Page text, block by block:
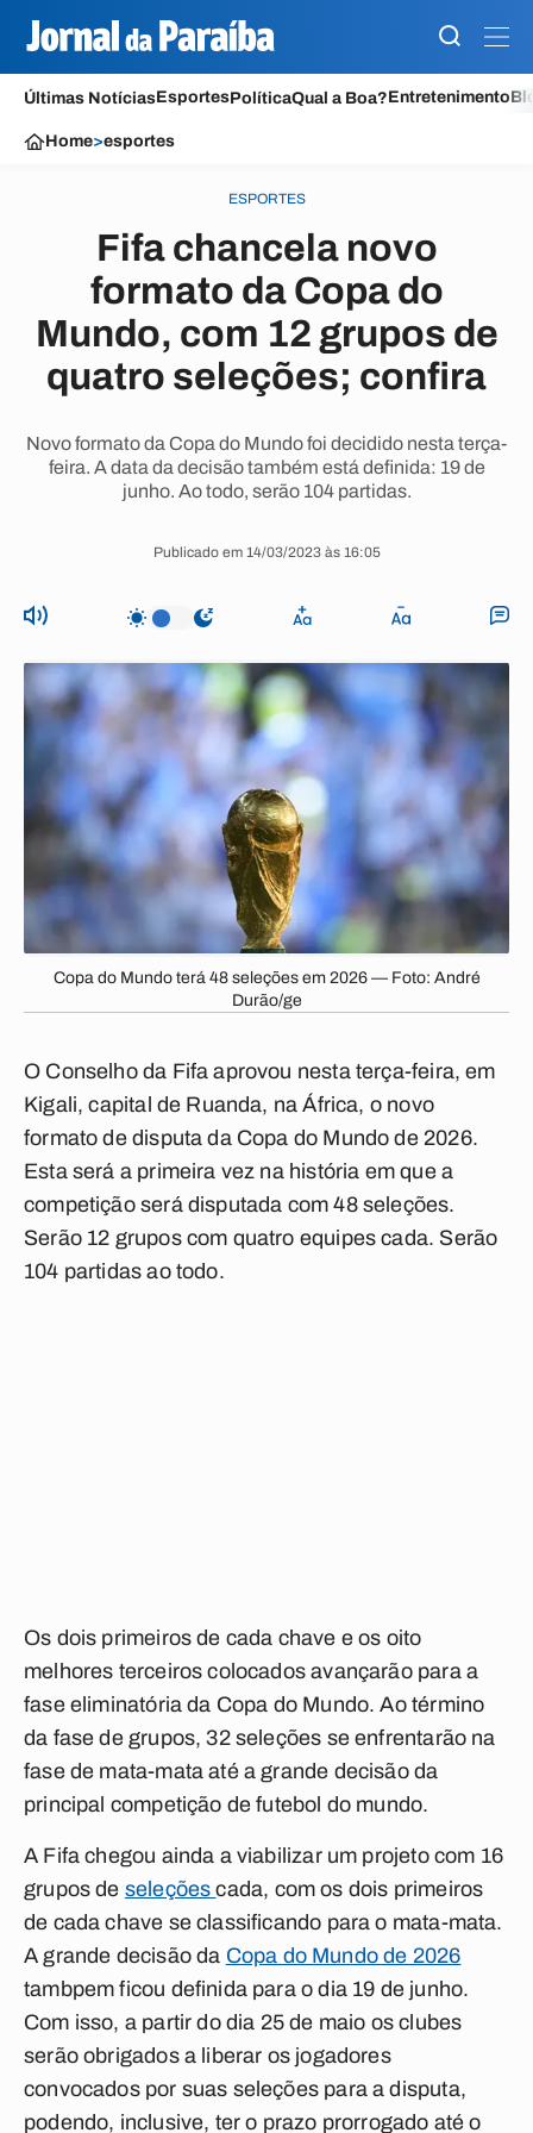
Últimas NotíciasEsportesPolíticaQual a Boa?Entretenimento
Home>esportes
ESPORTES
Fifa chancela novo
formato da Copa do
Mundo, com 12 grupos de
quatro seleções; confira
Novo formato da Copa do Mundo foi decidido nesta terça-
feira. A data da decisão também está definida: 19 de
junho. Ao todo, serão 104 partidas.
Publicado em 14/03/2023 às 16:05
Copa do Mundo terá 48 seleções em 2026 — Foto: André
Durão/ge
O Conselho da Fifa aprovou nesta terça-feira, em
Kigali, capital de Ruanda, na África, o novo
formato de disputa da Copa do Mundo de 2026.
Esta será a primeira vez na história em que a
competição será disputada com 48 seleções.
Serão 12 grupos com quatro equipes cada. Serão
104 partidas ao todo.
Os dois primeiros de cada chave e os oito
melhores terceiros colocados avançarão para a
fase eliminatória da Copa do Mundo. Ao término
da fase de grupos, 32 seleções se enfrentarão na
fase de mata-mata até a grande decisão da
principal competição de futebol do mundo.
A Fifa chegou ainda a viabilizar um projeto com 16
grupos de seleçõescada, com os dois primeiros
de cada chave se classificando para o mata-mata.
A grande decisão da Copa do Mundo de 2026
tambpem ficou definida para o dia 19 de junho.
Com isso, a partir do dia 25 de maio os clubes
serão obrigados a liberar os jogadores
convocados por suas seleções para a disputa,
podendo, inclusive, ter o prazo prorrogado até o